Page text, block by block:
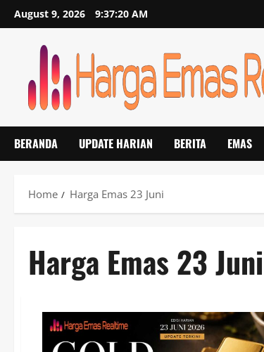
Skip
to
August 9, 2026 9:37:21 AM
BERANDA UPDATE HARIAN BERITA EMAS
Home Harga Emas 23 Juni
Harga Emas 23 Juni